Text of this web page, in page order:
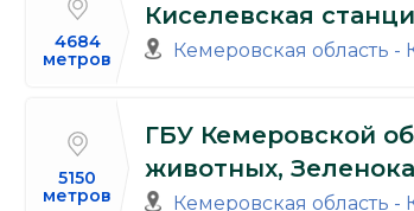
4684
метров
Киселевская
Кемеровская область -
5150
метров
ГБУ Кемеровской
животных,
Кемеровская область -